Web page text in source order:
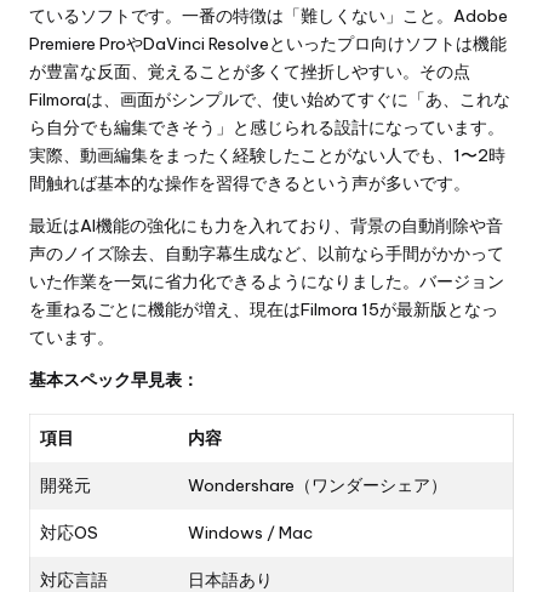
ているソフトです。一番の特徴は「難しくない」こと。Adobe
Premiere ProやDaVinci Resolveといったプロ向けソフトは機能
が豊富な反面、覚えることが多くて挫折しやすい。その点
Filmoraは、画面がシンプルで、使い始めてすぐに「あ、これな
ら自分でも編集できそう」と感じられる設計になっています。
実際、動画編集をまったく経験したことがない人でも、1〜2時
間触れば基本的な操作を習得できるという声が多いです。
最近はAI機能の強化にも力を入れており、背景の自動削除や音
声のノイズ除去、自動字幕生成など、以前なら手間がかかって
いた作業を一気に省力化できるようになりました。バージョン
を重ねるごとに機能が増え、現在はFilmora 15が最新版となっ
ています。
基本スペック早見表：
項目 内容
開発元 Wondershare（ワンダーシェア）
対応OS Windows / Mac
対応言語 日本語あり